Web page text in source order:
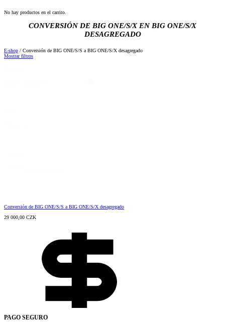
No hay productos en el carrito.
CONVERSIÓN DE BIG ONE/S/X EN BIG ONE/S/X
DESAGREGADO
E-shop / Conversión de BIG ONE/S/S a BIG ONE/S/X desagregado
Mostrar filtros
Conversión de BIG ONE/S/S a BIG ONE/S/X desagregado
29 000,00 CZK
PAGO SEGURO